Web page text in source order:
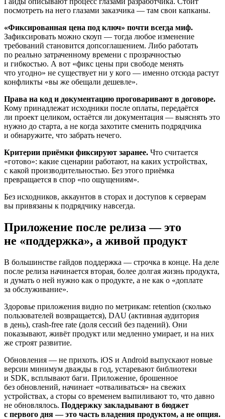
посмотреть на него глазами заказчика — там свои капканы.
«Фиксированная цена под ключ» почти всегда миф.
Зафиксировать можно скоуп — тогда любое изменение
требований становится допсоглашением. Либо работать
по реально затраченному времени с прозрачностью
и гибкостью. А вот «фикс цены при свободе менять
что угодно» не существует ни у кого — именно отсюда растут
конфликты «вы же обещали дешевле».
Права на код и документацию проговаривают в договоре.
Кому принадлежат исходники после оплаты, передаётся
ли проект целиком, остаётся ли документация — выяснять это
нужно до старта, а не когда захотите сменить подрядчика
и обнаружите, что забрать нечего.
Критерии приёмки фиксируют заранее. Что считается
«готово»: какие сценарии работают, на каких устройствах,
с какой производительностью. Без этого приёмка
превращается в спор «по ощущениям».
Без исходников, аккаунтов в сторах и доступов к серверам
вы привязаны к подрядчику навсегда.
Приложение после релиза — это
не «поддержка», а живой продукт
В большинстве гайдов поддержка — строчка в конце. На деле
после релиза начинается вторая, более долгая жизнь продукта,
и думать о ней нужно как о продукте, а не как о «доплате
за обслуживание».
Здоровье приложения видно по метрикам: retention (сколько
пользователей возвращается), DAU (активная аудитория
в день), crash-free rate (доля сессий без падений). Они
показывают, живёт продукт или медленно умирает, и на них
же строят развитие.
Обновления — не прихоть. iOS и Android выпускают новые
версии минимум дважды в год, устаревают библиотеки
и SDK, всплывают баги. Приложение, брошенное
без обновлений, начинает «отваливаться» на свежих
устройствах, а сторы со временем выпиливают то, что давно
не обновлялось. Поддержку закладывают в бюджет
с первого дня — это часть владения продуктом, а не опция.